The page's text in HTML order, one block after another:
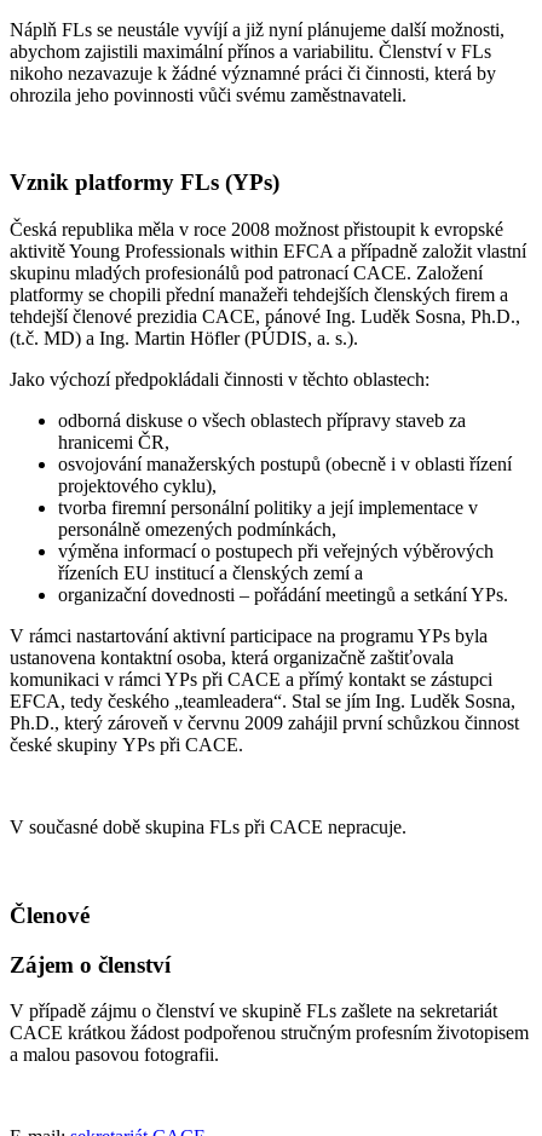
Náplň FLs se neustále vyvíjí a již nyní plánujeme další možnosti,
abychom zajistili maximální přínos a variabilitu. Členství v FLs
nikoho nezavazuje k žádné významné práci či činnosti, která by
ohrozila jeho povinnosti vůči svému zaměstnavateli.
Vznik platformy FLs (YPs)
Česká republika měla v roce 2008 možnost přistoupit k evropské
aktivitě Young Professionals within EFCA a případně založit vlastní
skupinu mladých profesionálů pod patronací CACE. Založení
platformy se chopili přední manažeři tehdejších členských firem a
tehdejší členové prezidia CACE, pánové Ing. Luděk Sosna, Ph.D.,
(t.č. MD) a Ing. Martin Höfler (PÚDIS, a. s.).
Jako výchozí předpokládali činnosti v těchto oblastech:
odborná diskuse o všech oblastech přípravy staveb za
hranicemi ČR,
osvojování manažerských postupů (obecně i v oblasti řízení
projektového cyklu),
tvorba firemní personální politiky a její implementace v
personálně omezených podmínkách,
výměna informací o postupech při veřejných výběrových
řízeních EU institucí a členských zemí a
organizační dovednosti – pořádání meetingů a setkání YPs.
V rámci nastartování aktivní participace na programu YPs byla
ustanovena kontaktní osoba, která organizačně zaštiťovala
komunikaci v rámci YPs při CACE a přímý kontakt se zástupci
EFCA, tedy českého „teamleadera“. Stal se jím Ing. Luděk Sosna,
Ph.D., který zároveň v červnu 2009 zahájil první schůzkou činnost
české skupiny YPs při CACE.
V současné době skupina FLs při CACE nepracuje.
Členové
Zájem o členství
V případě zájmu o členství ve skupině FLs zašlete na sekretariát
CACE krátkou žádost podpořenou stručným profesním životopisem
a malou pasovou fotografii.